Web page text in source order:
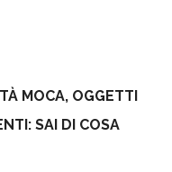
MOCA, OGGETTI
SAI DI COSA